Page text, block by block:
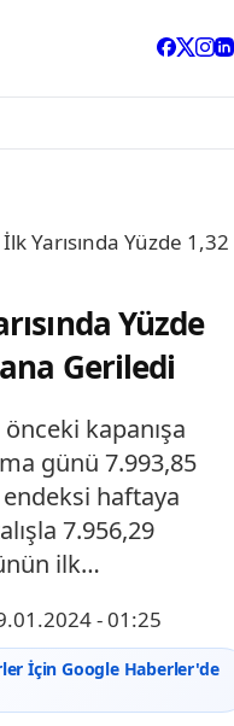
Yarısında Yüzde 1,32
Yüzde
Geriledi
kapanışa
günü 7.993,85
haftaya
7.956,29
ilk…
- 01:25
İçin Google Haberler'de